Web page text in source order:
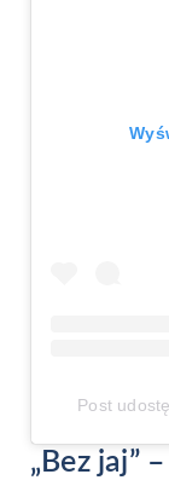
Post
„Bez jaj”